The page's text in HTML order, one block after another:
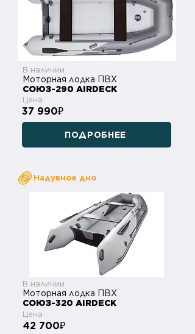
В наличии
Моторная лодка ПВХ
СОЮЗ-290 AIRDECK
Цена
37 990₽
ПОДРОБНЕЕ
Надувное дно
В наличии
Моторная лодка ПВХ
СОЮЗ-320 AIRDECK
Цена
42 700₽